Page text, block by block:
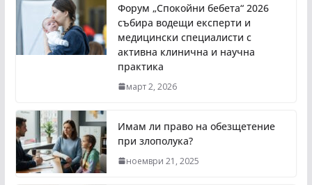
Форум „Спокойни бебета“ 2026
събира водещи експерти и
медицински специалисти с
активна клинична и научна
практика
март 2, 2026
Имам ли право на обезщетение
при злополука?
ноември 21, 2025